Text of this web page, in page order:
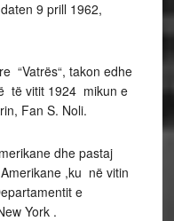
9 prill 1962,
“Vatrës“, takon edhe
të vitit 1924 mikun e
Fan S. Noli.
dhe pastaj
,ku në vitin
e
York .